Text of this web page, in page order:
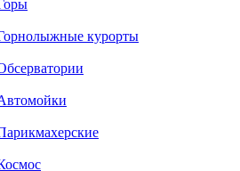
курорты